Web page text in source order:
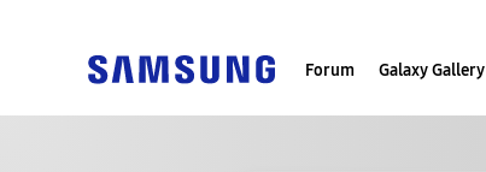
Forum Galaxy Gallery